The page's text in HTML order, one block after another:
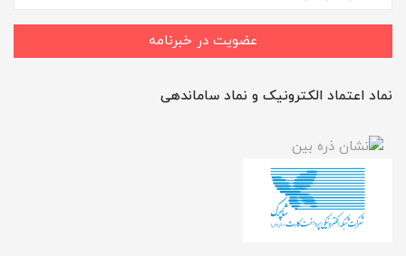
عضویت در خبرنامه
نماد اعتماد الکترونیک و نماد ساماندهی